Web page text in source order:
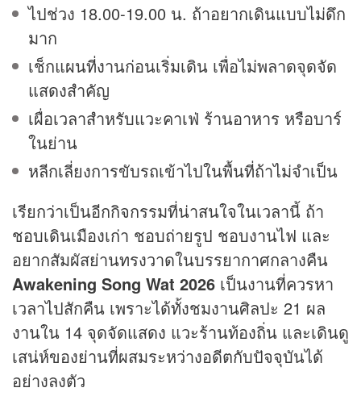
ไปช่วง 18.00-19.00 น. ถ้าอยากเดินแบบไม่ดึก
มาก
เช็กแผนที่งานก่อนเริ่มเดิน เพื่อไม่พลาดจุดจัด
แสดงสำคัญ
เผื่อเวลาสำหรับแวะคาเฟ่ ร้านอาหาร หรือบาร์
ในย่าน
หลีกเลี่ยงการขับรถเข้าไปในพื้นที่ถ้าไม่จำเป็น
เรียกว่าเป็นอีกกิจกรรมที่น่าสนใจในเวลานี้ ถ้า
ชอบเดินเมืองเก่า ชอบถ่ายรูป ชอบงานไฟ และ
อยากสัมผัสย่านทรงวาดในบรรยากาศกลางคืน
Awakening Song Wat 2026 เป็นงานที่ควรหา
เวลาไปสักคืน เพราะได้ทั้งชมงานศิลปะ 21 ผล
งานใน 14 จุดจัดแสดง แวะร้านท้องถิ่น และเดินดู
เสน่ห์ของย่านที่ผสมระหว่างอดีตกับปัจจุบันได้
อย่างลงตัว